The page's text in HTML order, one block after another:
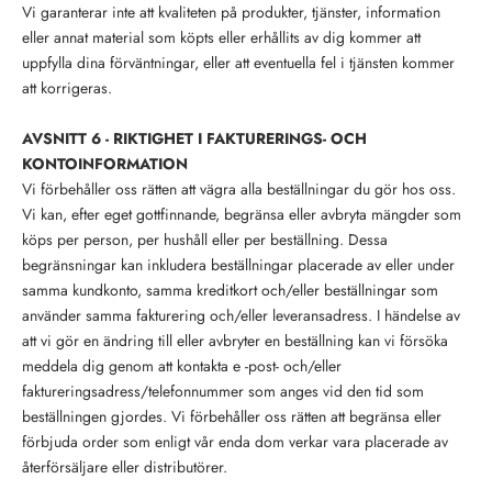
Vi garanterar inte att kvaliteten på produkter, tjänster, information
eller annat material som köpts eller erhållits av dig kommer att
uppfylla dina förväntningar, eller att eventuella fel i tjänsten kommer
att korrigeras.
AVSNITT 6 - RIKTIGHET I FAKTURERINGS- OCH
KONTOINFORMATION
Vi förbehåller oss rätten att vägra alla beställningar du gör hos oss.
Vi kan, efter eget gottfinnande, begränsa eller avbryta mängder som
köps per person, per hushåll eller per beställning. Dessa
begränsningar kan inkludera beställningar placerade av eller under
samma kundkonto, samma kreditkort och/eller beställningar som
använder samma fakturering och/eller leveransadress. I händelse av
att vi gör en ändring till eller avbryter en beställning kan vi försöka
meddela dig genom att kontakta e -post- och/eller
faktureringsadress/telefonnummer som anges vid den tid som
beställningen gjordes. Vi förbehåller oss rätten att begränsa eller
förbjuda order som enligt vår enda dom verkar vara placerade av
återförsäljare eller distributörer.